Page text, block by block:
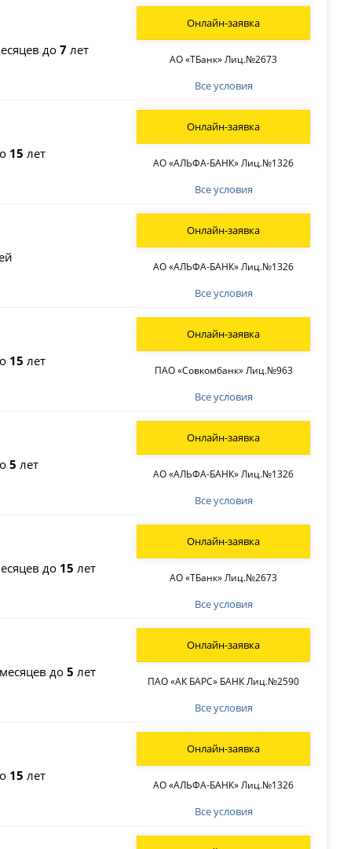
до7 лет
Все условия
АО «ТБанк» Лиц.№2673
Онлайн-заявка
15 лет
Все условия
АО «АЛЬФА-БАНК» Лиц.№1326
Онлайн-заявка
Все условия
АО «АЛЬФА-БАНК» Лиц.№1326
Онлайн-заявка
15 лет
Все условия
ПАО «Совкомбанк» Лиц.№963
Онлайн-заявка
5 лет
Все условия
АО «АЛЬФА-БАНК» Лиц.№1326
Онлайн-заявка
до 15 лет
Все условия
АО «ТБанк» Лиц.№2673
Онлайн-заявка
месяцев до5 лет
Все условия
ПАО «АК БАРС» БАНК Лиц.№2590
Онлайн-заявка
15 лет
Все условия
АО «АЛЬФА-БАНК» Лиц.№1326
Онлайн-заявка